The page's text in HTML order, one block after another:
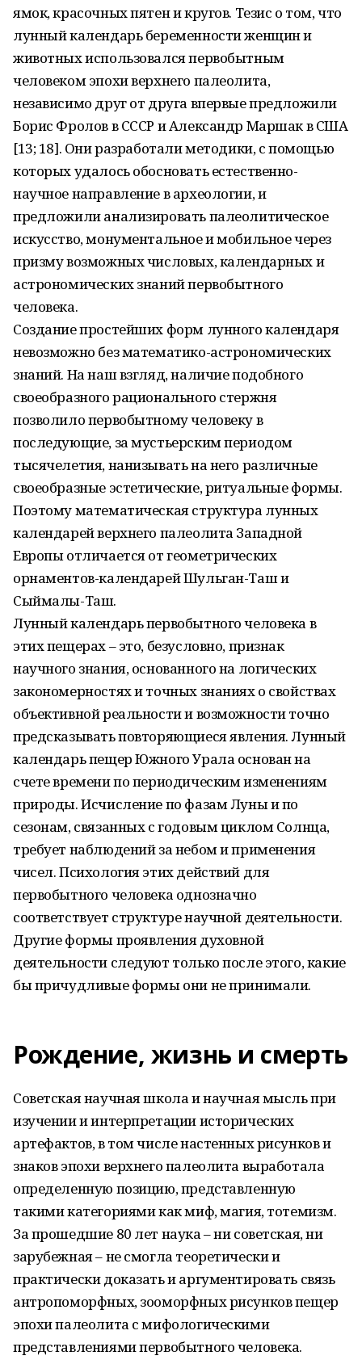
ямок, красочных пятен и кругов. Тезис о том, что
лунный календарь беременности женщин и
животных использовался первобытным
человеком эпохи верхнего палеолита,
независимо друг от друга впервые предложили
Борис Фролов в СССР и Александр Маршак в США
[13; 18]. Они разработали методики, с помощью
которых удалось обосновать естественно-
научное направление в археологии, и
предложили анализировать палеолитическое
искусство, монументальное и мобильное через
призму возможных числовых, календарных и
астрономических знаний первобытного
человека.
Создание простейших форм лунного календаря
невозможно без математико-астрономических
знаний. На наш взгляд, наличие подобного
своеобразного рационального стержня
позволило первобытному человеку в
последующие, за мустьерским периодом
тысячелетия, нанизывать на него различные
своеобразные эстетические, ритуальные формы.
Поэтому математическая структура лунных
календарей верхнего палеолита Западной
Европы отличается от геометрических
орнаментов-календарей Шульган-Таш и
Сыймалы-Таш.
Лунный календарь первобытного человека в
этих пещерах – это, безусловно, признак
научного знания, основанного на логических
закономерностях и точных знаниях о свойствах
объективной реальности и возможности точно
предсказывать повторяющиеся явления. Лунный
календарь пещер Южного Урала основан на
счете времени по периодическим изменениям
природы. Исчисление по фазам Луны и по
сезонам, связанных с годовым циклом Солнца,
требует наблюдений за небом и применения
чисел. Психология этих действий для
первобытного человека однозначно
соответствует структуре научной деятельности.
Другие формы проявления духовной
деятельности следуют только после этого, какие
бы причудливые формы они не принимали.
Рождение, жизнь и смерть
Советская научная школа и научная мысль при
изучении и интерпретации исторических
артефактов, в том числе настенных рисунков и
знаков эпохи верхнего палеолита выработала
определенную позицию, представленную
такими категориями как миф, магия, тотемизм.
За прошедшие 80 лет наука – ни советская, ни
зарубежная – не смогла теоретически и
практически доказать и аргументировать связь
антропоморфных, зооморфных рисунков пещер
эпохи палеолита с мифологическими
представлениями первобытного человека.